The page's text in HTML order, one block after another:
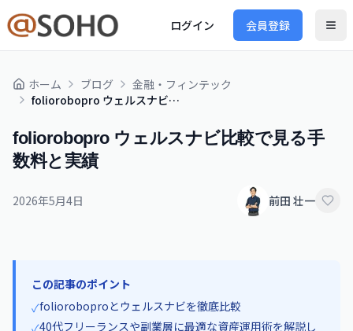
ログイン 会員登録
ホーム ブログ
金融・フィンテック
foliorobopro ウェルスナビ比較で見る手数料と実績
foliorobopro ウェルスナビ比較で見る手
数料と実績
2026年5月4日 前田 壮一
この記事のポイント
✓folioroboproとウェルスナビを徹底比較
✓40代フリーランスや副業層に最適な資産運用術を解説し